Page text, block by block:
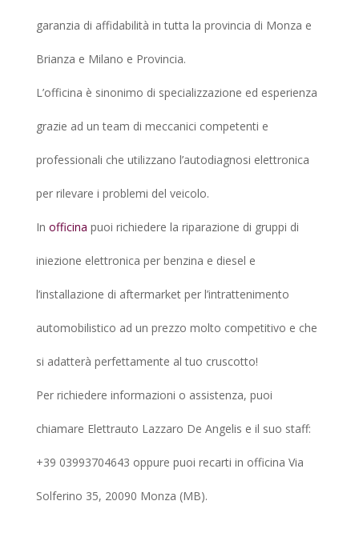
garanzia di affidabilità in tutta la provincia di Monza e
Brianza e Milano e Provincia.
L’officina è sinonimo di specializzazione ed esperienza
grazie ad un team di meccanici competenti e
professionali che utilizzano l’autodiagnosi elettronica
per rilevare i problemi del veicolo.
In officina puoi richiedere la riparazione di gruppi di
iniezione elettronica per benzina e diesel e
l’installazione di aftermarket per l’intrattenimento
automobilistico ad un prezzo molto competitivo e che
si adatterà perfettamente al tuo cruscotto!
Per richiedere informazioni o assistenza, puoi
chiamare Elettrauto Lazzaro De Angelis e il suo staff:
+39 03993704643 oppure puoi recarti in officina Via
Solferino 35, 20090 Monza (MB).